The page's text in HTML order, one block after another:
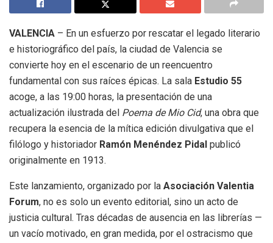
VALENCIA – En un esfuerzo por rescatar el legado literario
e historiográfico del país, la ciudad de Valencia se
convierte hoy en el escenario de un reencuentro
fundamental con sus raíces épicas. La sala Estudio 55
acoge, a las 19:00 horas, la presentación de una
actualización ilustrada del Poema de Mio Cid, una obra que
recupera la esencia de la mítica edición divulgativa que el
filólogo y historiador Ramón Menéndez Pidal publicó
originalmente en 1913.
Este lanzamiento, organizado por la Asociación Valentia
Forum, no es solo un evento editorial, sino un acto de
justicia cultural . Tras décadas de ausencia en las librerías —
un vacío motivado, en gran medida, por el ostracismo que